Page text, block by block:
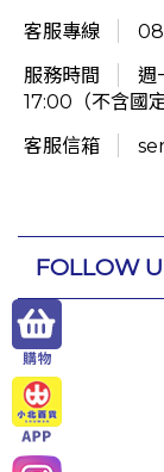
客服專線
服務時間
週
17:00（不含國
客服信箱
FOLLOW